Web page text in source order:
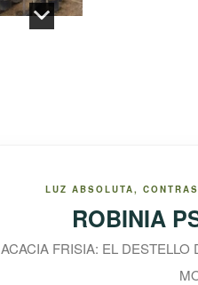
LUZ ABSOLUTA,
ROBINIA
ACACIA FRISIA: EL